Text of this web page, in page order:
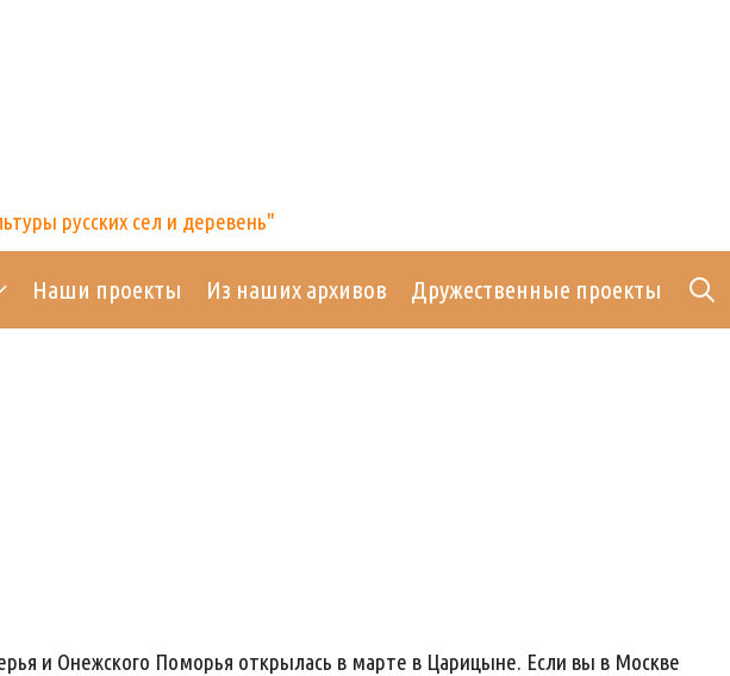
русских сел и деревень"
Наши проекты Из наших архивов Дружественные проекты
и Онежского Поморья открылась в марте в Царицыне. Если вы в Москве